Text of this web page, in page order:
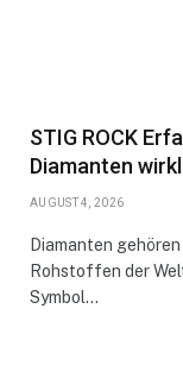
STIG ROCK
Diamanten
AUGUST 4, 2026
Diamanten
Rohstoffen der
Symbol…